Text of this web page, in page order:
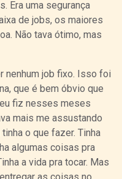
Era uma segurança
de jobs, os maiores
Não tava ótimo, mas
nenhum job fixo. Isso foi
que é bem óbvio que
fiz nesses meses
mais me assustando
o que fazer. Tinha
algumas coisas pra
a vida pra tocar. Mas
as coisas no